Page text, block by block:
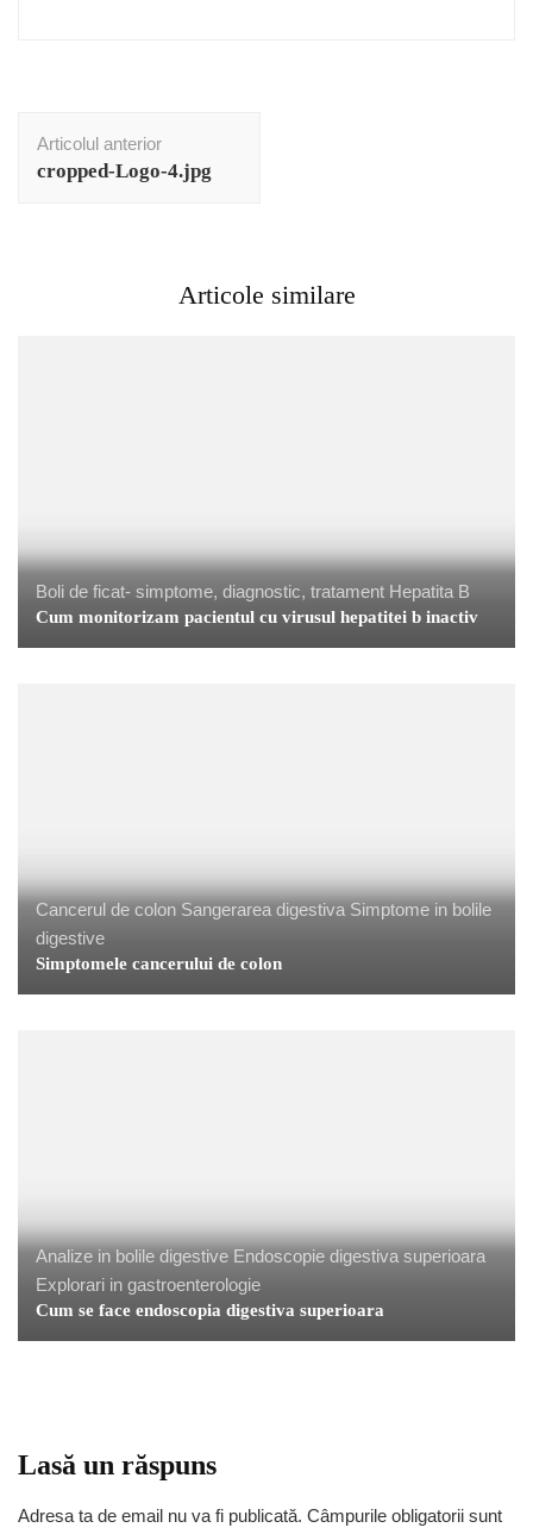
în
articole
Articolul anterior
cropped-Logo-4.jpg
Articole similare
Boli de ficat- simptome, diagnostic, tratament Hepatita B
Cum monitorizam pacientul cu virusul hepatitei b inactiv
Cancerul de colon Sangerarea digestiva Simptome in bolile
digestive
Simptomele cancerului de colon
Analize in bolile digestive Endoscopie digestiva superioara
Explorari in gastroenterologie
Cum se face endoscopia digestiva superioara
Lasă un răspuns
Adresa ta de email nu va fi publicată. Câmpurile obligatorii sunt